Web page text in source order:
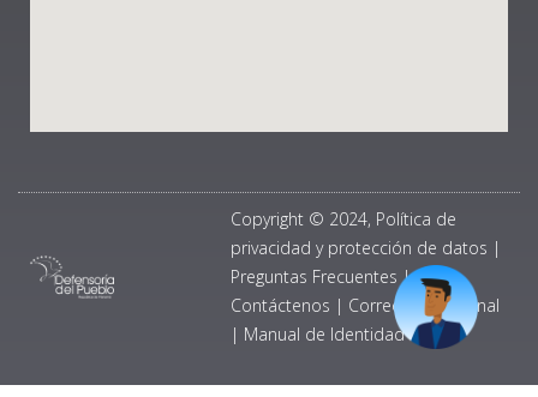
Copyright © 2024, Política de
privacidad y protección de datos |
Preguntas Frecuentes |
Contáctenos | Correo Institucional
| Manual de Identidad Visual